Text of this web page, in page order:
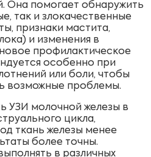
Она помогает обнаружить
так и злокачественные
признаки мастита,
и изменения в
профилактическое
особенно при
или боли, чтобы
возможные проблемы.
УЗИ молочной железы в
цикла,
ткань железы менее
более точны.
в различных